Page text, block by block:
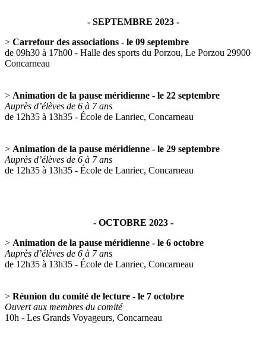
- SEPTEMBRE 2023 -
> Carrefour des associations - le 09 septembre
de 09h30 à 17h00 - Halle des sports du Porzou, Le Porzou 29900
Concarneau
> Animation de la pause méridienne - le 22 septembre
Auprès d’élèves de 6 à 7 ans
de 12h35 à 13h35 - École de Lanriec, Concarneau
> Animation de la pause méridienne - le 29 septembre
Auprès d’élèves de 6 à 7 ans
de 12h35 à 13h35 - École de Lanriec, Concarneau
- OCTOBRE 2023 -
> Animation de la pause méridienne - le 6 octobre
Auprès d’élèves de 6 à 7 ans
de 12h35 à 13h35 - École de Lanriec, Concarneau
> Réunion du comité de lecture - le 7 octobre
Ouvert aux membres du comité
10h - Les Grands Voyageurs, Concarneau